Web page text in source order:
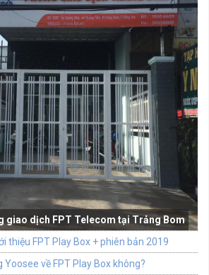
giao dịch FPT Telecom tại Trảng Bom
thiệu FPT Play Box + phiên bản 2019
về FPT Play Box không?